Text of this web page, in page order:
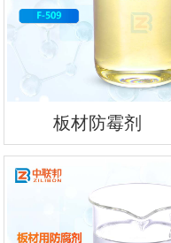
板材防霉剂